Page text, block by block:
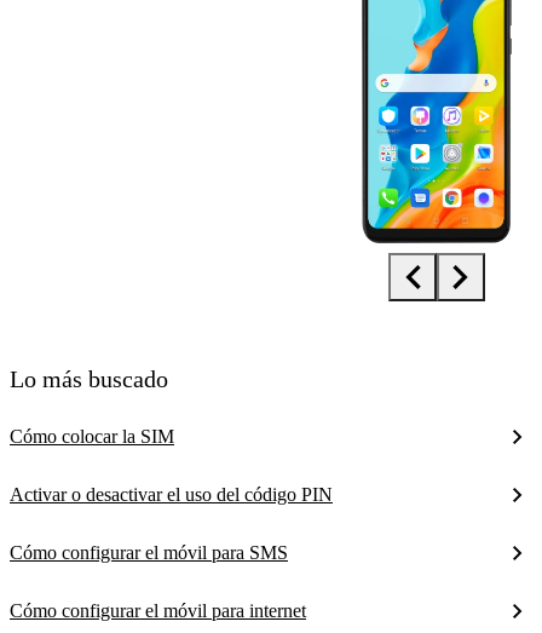
Lo más buscado
Cómo colocar la SIM
Activar o desactivar el uso del código PIN
Cómo configurar el móvil para SMS
Cómo configurar el móvil para internet